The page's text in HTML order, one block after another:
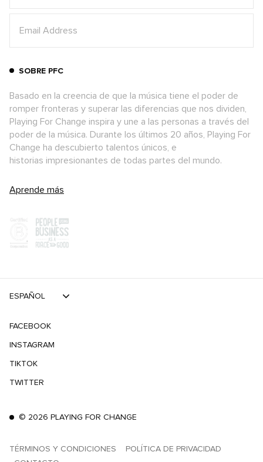
SOBRE PFC
Basado en la creencia de que la música tiene el poder de
romper fronteras y superar las diferencias que nos dividen,
Playing For Change inspira y une a las personas a través del
poder de la música. Durante los últimos 20 años, Playing For
Change ha descubierto talentos únicos, e
historias impresionantes de todas partes del mundo.
Aprende más
© 2026 PLAYING FOR CHANGE
TÉRMINOS Y CONDICIONES
POLÍTICA DE PRIVACIDAD
FACEBOOK
INSTAGRAM
TIKTOK
TWITTER
ESPAÑOL